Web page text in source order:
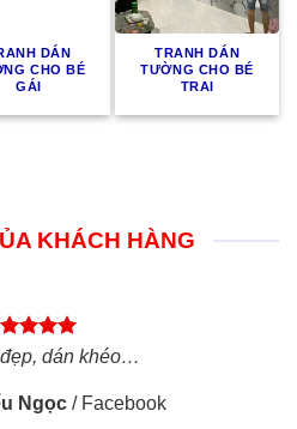
DÁN
CHO BÉ
GÁI
TRANH DÁN
TƯỜNG CHO BÉ
TRAI
KHÁCH HÀNG
dán khéo…
Ngọc / Facebook